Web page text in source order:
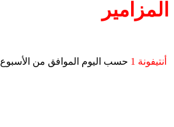
المزامير
أنتيفونة 1 حسب اليوم الموافق من الأسبوع